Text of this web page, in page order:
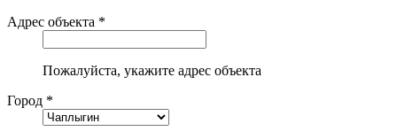
Адрес объекта *
Пожалуйста, укажите адрес объекта
Город *